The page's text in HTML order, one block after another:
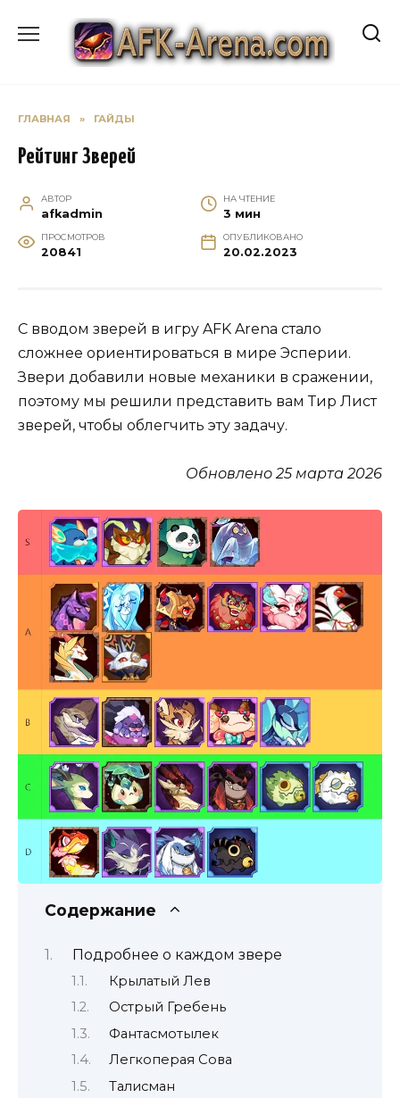
содержанию
ГЛАВНАЯ » ГАЙДЫ
Рейтинг Зверей
АВТОР
afkadmin
НА ЧТЕНИЕ
3 мин
ПРОСМОТРОВ
20841
ОПУБЛИКОВАНО
20.02.2023
С вводом зверей в игру AFK Arena стало
сложнее ориентироваться в мире Эсперии.
Звери добавили новые механики в сражении,
поэтому мы решили представить вам Тир Лист
зверей, чтобы облегчить эту задачу.
Обновлено 25 марта 2026
Содержание
Подробнее о каждом звере
Крылатый Лев
Острый Гребень
Фантасмотылек
Легкоперая Сова
Талисман